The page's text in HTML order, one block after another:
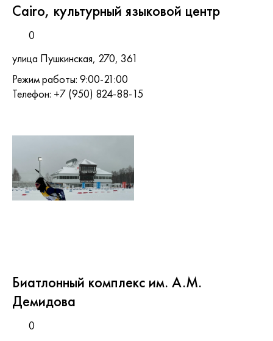
Cairo, культурный языковой центр
0
улица Пушкинская, 270, 361
Режим работы: 9:00-21:00
Телефон: +7 (950) 824-88-15
Биатлонный комплекс им. А.М.
Демидова
0